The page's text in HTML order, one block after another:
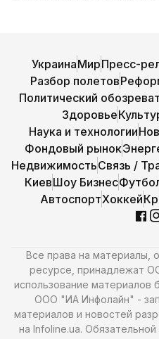
УкраинаМирПресс-
Разбор полетов
Политический
Здоровье
Наука и технологии
Фондовый рынок
НедвижимостьСвязь /
КиевШоу Бизнес
АвтоспортХоккей
Все права на материалы,
ресурсе, принадлежат
использование материалов
ООО "ИА Инфолайн" -
материалов и новостей
на Infoline.ua.